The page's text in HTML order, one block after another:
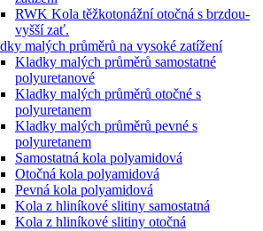
RWK Kola těžkotonážní otočná s brzdou-
vyšší zať.
malých průměrů na vysoké zatížení
Kladky malých průměrů samostatné
polyuretanové
Kladky malých průměrů otočné s
polyuretanem
Kladky malých průměrů pevné s
polyuretanem
Samostatná kola polyamidová
Otočná kola polyamidová
Pevná kola polyamidová
Kola z hliníkové slitiny samostatná
Kola z hliníkové slitiny otočná